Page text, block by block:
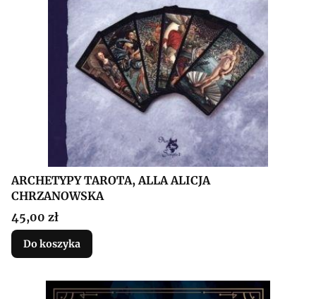
ARCHETYPY TAROTA, ALLA ALICJA
CHRZANOWSKA
Cena
45,00 zł
Do koszyka